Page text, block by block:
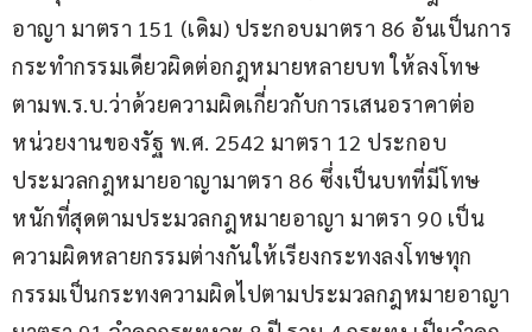
อาญา มาตรา 151 (เดิม) ประกอบมาตรา 86 อันเป็นการ
กระทำกรรมเดียวผิดต่อกฎหมายหลายบท ให้ลงโทษ
ตามพ.ร.บ.ว่าด้วยความผิดเกี่ยวกับการเสนอราคาต่อ
หน่วยงานของรัฐ พ.ศ. 2542 มาตรา 12 ประกอบ
ประมวลกฎหมายอาญามาตรา 86 ซึ่งเป็นบทที่มีโทษ
หนักที่สุดตามประมวลกฎหมายอาญา มาตรา 90 เป็น
ความผิดหลายกรรมต่างกันให้เรียงกระทงลงโทษทุก
กรรมเป็นกระทงความผิดไปตามประมวลกฎหมายอาญา